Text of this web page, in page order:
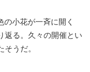
小花が一斉に開く
返る。久々の開催とい
うだ。